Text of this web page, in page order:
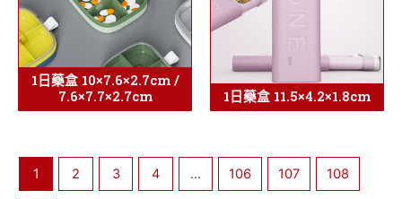
1日藥盒 10×7.6×2.7cm /
7.6×7.7×2.7cm
1日藥盒 11.5×4.2×1.8cm
1 2 3 4 ... 106 107 108